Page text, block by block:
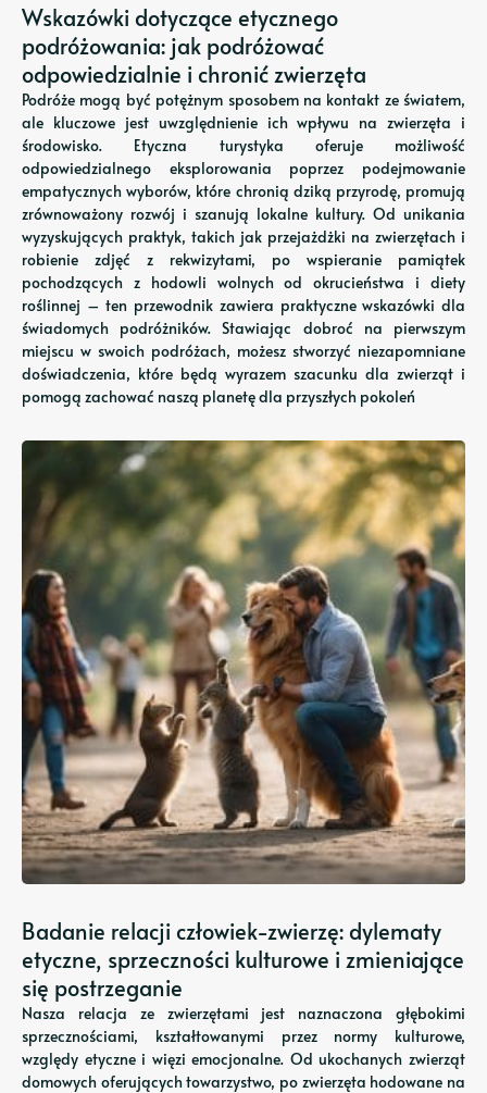
Wskazówki dotyczące etycznego
podróżowania: jak podróżować
odpowiedzialnie i chronić zwierzęta
Podróże mogą być potężnym sposobem na kontakt ze światem,
ale kluczowe jest uwzględnienie ich wpływu na zwierzęta i
środowisko. Etyczna turystyka oferuje możliwość
odpowiedzialnego eksplorowania poprzez podejmowanie
empatycznych wyborów, które chronią dziką przyrodę, promują
zrównoważony rozwój i szanują lokalne kultury. Od unikania
wyzyskujących praktyk, takich jak przejażdżki na zwierzętach i
robienie zdjęć z rekwizytami, po wspieranie pamiątek
pochodzących z hodowli wolnych od okrucieństwa i diety
roślinnej – ten przewodnik zawiera praktyczne wskazówki dla
świadomych podróżników. Stawiając dobroć na pierwszym
miejscu w swoich podróżach, możesz stworzyć niezapomniane
doświadczenia, które będą wyrazem szacunku dla zwierząt i
pomogą zachować naszą planetę dla przyszłych pokoleń
Badanie relacji człowiek-zwierzę: dylematy
etyczne, sprzeczności kulturowe i zmieniające
się postrzeganie
Nasza relacja ze zwierzętami jest naznaczona głębokimi
sprzecznościami, kształtowanymi przez normy kulturowe,
względy etyczne i więzi emocjonalne. Od ukochanych zwierząt
domowych oferujących towarzystwo, po zwierzęta hodowane na